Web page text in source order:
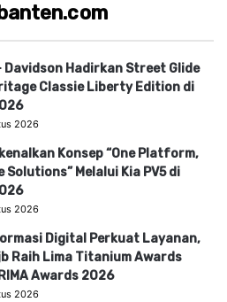
Davidson Hadirkan Street Glide
Classie Liberty Edition di
2026
Konsep “One Platform,
Solutions” Melalui Kia PV5 di
2026
Digital Perkuat Layanan,
Raih Lima Titanium Awards
Awards 2026
2026